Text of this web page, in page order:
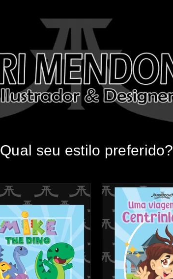
Qual seu estilo preferido?